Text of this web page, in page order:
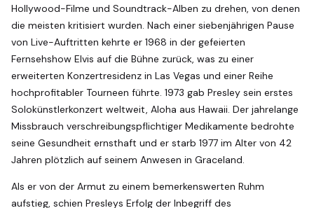
Hollywood-Filme und Soundtrack-Alben zu drehen, von denen
die meisten kritisiert wurden. Nach einer siebenjährigen Pause
von Live-Auftritten kehrte er 1968 in der gefeierten
Fernsehshow Elvis auf die Bühne zurück, was zu einer
erweiterten Konzertresidenz in Las Vegas und einer Reihe
hochprofitabler Tourneen führte. 1973 gab Presley sein erstes
Solokünstlerkonzert weltweit, Aloha aus Hawaii. Der jahrelange
Missbrauch verschreibungspflichtiger Medikamente bedrohte
seine Gesundheit ernsthaft und er starb 1977 im Alter von 42
Jahren plötzlich auf seinem Anwesen in Graceland.
Als er von der Armut zu einem bemerkenswerten Ruhm
aufstieg, schien Presleys Erfolg der Inbegriff des